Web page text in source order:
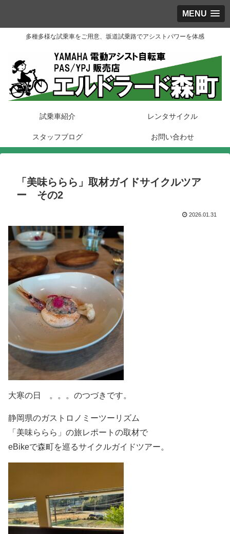
MENU
多種多様な試乗車をご用意、坂道試乗路でアシストパワーを体感
試乗車紹介 レンタサイクル
スタッフブログ お問い合わせ
「美味ららら」取材ガイドサイクルツア
ー その2
2026.01.31
大寒の日 。。。のつづきです。
静岡県のガストロノミーツーリズム
「美味ららら」の旅レポートの取材で
eBikeで森町を巡るサイクルガイドツアー。